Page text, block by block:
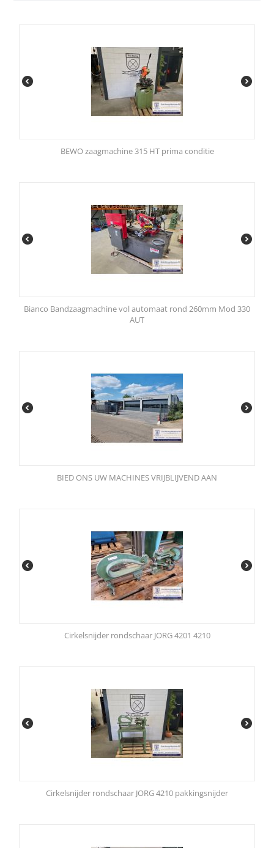
BEWO zaagmachine 315 HT prima conditie
Bianco Bandzaagmachine vol automaat rond 260mm Mod 330
AUT
BIED ONS UW MACHINES VRIJBLIJVEND AAN
Cirkelsnijder rondschaar JORG 4201 4210
Cirkelsnijder rondschaar JORG 4210 pakkingsnijder